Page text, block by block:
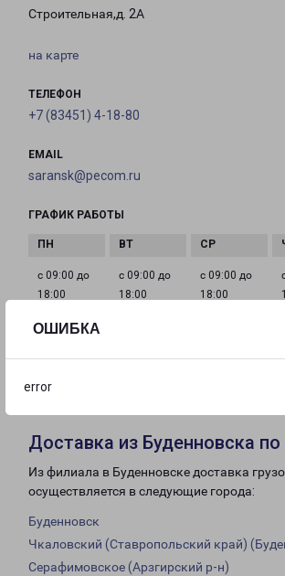
ОШИБКА
error
Строительная,д. 2А
на карте
ТЕЛЕФОН
+7 (83451) 4-18-80
EMAIL
saransk@pecom.ru
ГРАФИК РАБОТЫ
с 09:00 до
18:00
с 09:00 до
18:00
с 09:00 до
18:00
Доставка из Буденновска
Из филиала в Буденновске доставка
осуществляется в следующие города:
Буденновск
Чкаловский (Ставропольский край)
Серафимовское (Арзгирский р-н)